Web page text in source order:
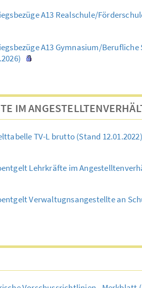
A13 Realschule/
A13 Gymnasium/
IM
TV-L brutto (Stand 12.01.2022)
Lehrkräfte im
Verwaltugnsangestellte an